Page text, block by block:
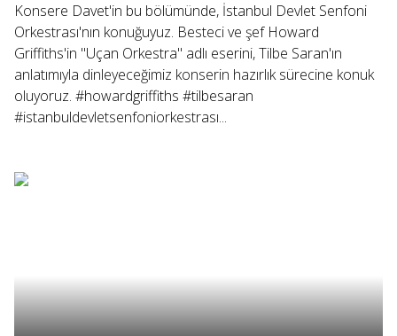
Konsere Davet'in bu bölümünde, İstanbul Devlet Senfoni
Orkestrası'nın konuğuyuz. Besteci ve şef Howard
Griffiths'in "Uçan Orkestra" adlı eserini, Tilbe Saran'ın
anlatımıyla dinleyeceğimiz konserin hazırlık sürecine konuk
oluyoruz. #howardgriffiths #tilbesaran
#istanbuldevletsenfoniorkestrası...